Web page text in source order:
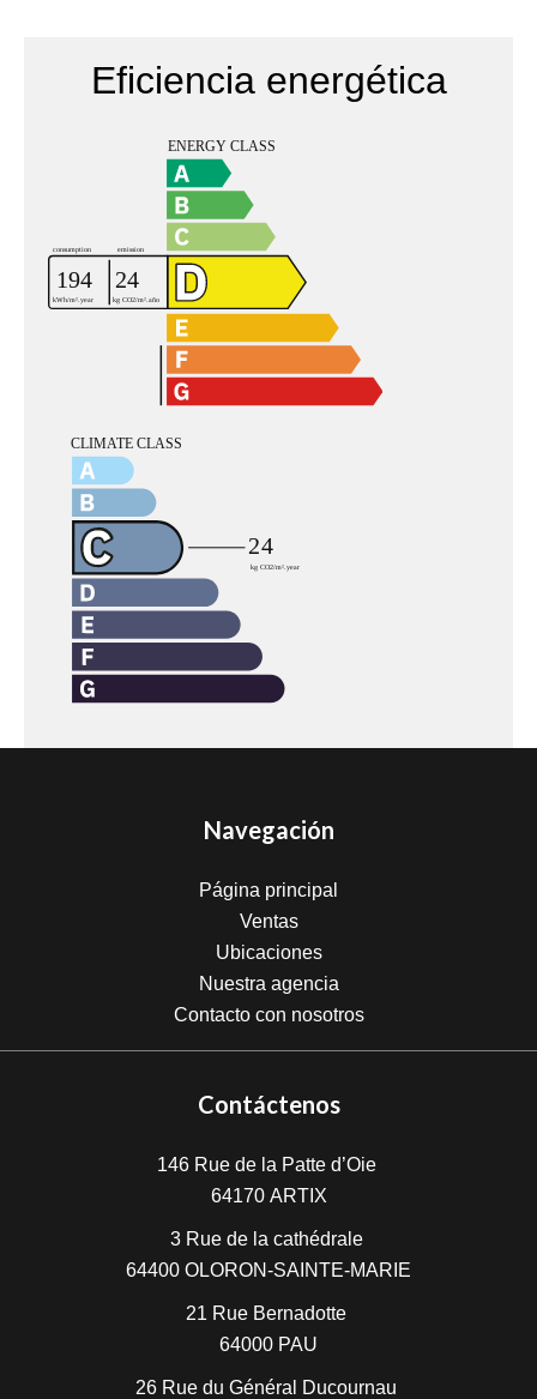
Eficiencia energética
Navegación
Página principal
Ventas
Ubicaciones
Nuestra agencia
Contacto con nosotros
Contáctenos
146 Rue de la Patte d’Oie
64170 ARTIX
3 Rue de la cathédrale
64400 OLORON-SAINTE-MARIE
21 Rue Bernadotte
64000 PAU
26 Rue du Général Ducournau